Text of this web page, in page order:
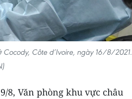
Côte d’Ivoire, ngày 16/8/2021.
8, Văn phòng khu vực châu